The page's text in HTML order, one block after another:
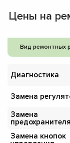
Цены на
Вид ремонтных
Диагностика
Замена
Замена
предохранителя
Замена кнопок